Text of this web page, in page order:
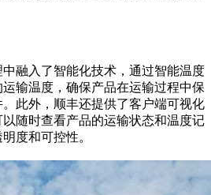
入了智能化技术，通过智能温度
输温度，确保产品在运输过程中保
此外，顺丰还提供了客户端可视化
随时查看产品的运输状态和温度记
度和可控性。